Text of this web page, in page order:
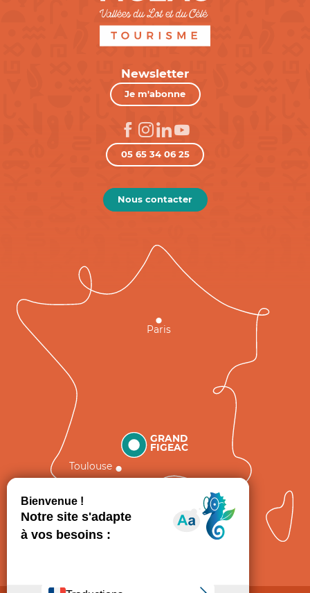
Newsletter
Je m'abonne
05 65 34 06 25
Nous contacter
GRAND
FIGEAC
Toulouse
Paris